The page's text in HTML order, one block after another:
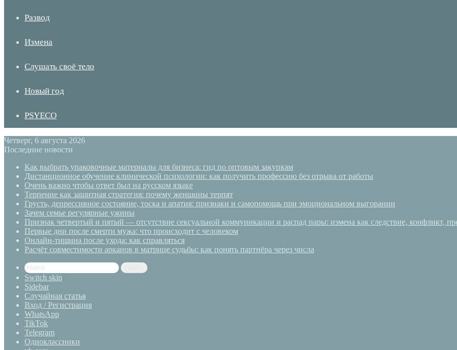
Развод
Измена
Слушать своё тело
Новый год
PSYECO
Четверг, 6 августа 2026
Последние новости
Как выбрать упаковочные материалы для бизнеса: гид по оптовым закупкам
Дистанционное обучение клинической психологии: как получить профессию без отрыва от работы
Очень важно чтобы ответ был на русском языке
Терпение как защитная стратегия: почему женщины терпят
Грусть, депрессивное состояние, тоска и апатия: признаки и самопомощь при эмоциональном выгорании
Зачем семье регулярные ужины
Признак четвертый и пятый — отсутствие сексуальной коммуникации и распад пары: измена как следствие, конфликт,
Первые дни после смерти мужа: что происходит с человеком
Онлайн-тишина после ухода: как справляться
Расчёт совместимости арканов в матрице судьбы: как понять партнёра через числа
Switch skin
Sidebar
Случайная статья
Вход / Регистрация
WhatsApp
TikTok
Telegram
Одноклассники